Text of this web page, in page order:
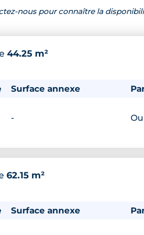
nous pour connaître la
44.25 m²
Surface annexe
-
62.15 m²
Surface annexe